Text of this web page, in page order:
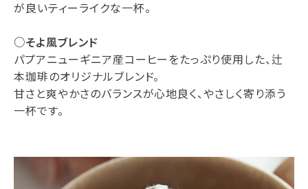
が良いティーライクな一杯。
○そよ風ブレンド
パプアニューギニア産コーヒーをたっぷり使用した、辻
本珈琲のオリジナルブレンド。
甘さと爽やかさのバランスが心地良く、やさしく寄り添う
一杯です。